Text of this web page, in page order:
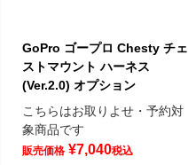
GoPro ゴープロ Chesty チェ
ストマウント ハーネス
(Ver.2.0) オプション
こちらはお取りよせ・予約対
象商品です
販売価格 ¥7,040税込